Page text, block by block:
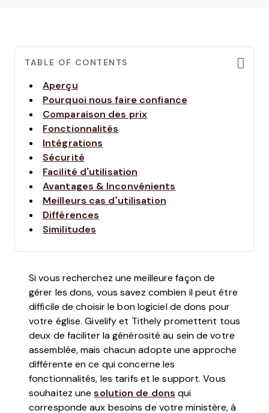
TABLE OF CONTENTS
Aperçu
Pourquoi nous faire confiance
Comparaison des prix
Fonctionnalités
Intégrations
Sécurité
Facilité d’utilisation
Avantages & Inconvénients
Meilleurs cas d’utilisation
Différences
Similitudes
Si vous recherchez une meilleure façon de
gérer les dons, vous savez combien il peut être
difficile de choisir le bon logiciel de dons pour
votre église. Givelify et Tithely promettent tous
deux de faciliter la générosité au sein de votre
assemblée, mais chacun adopte une approche
différente en ce qui concerne les
fonctionnalités, les tarifs et le support. Vous
souhaitez unesolution de dons qui
corresponde aux besoins de votre ministère, à